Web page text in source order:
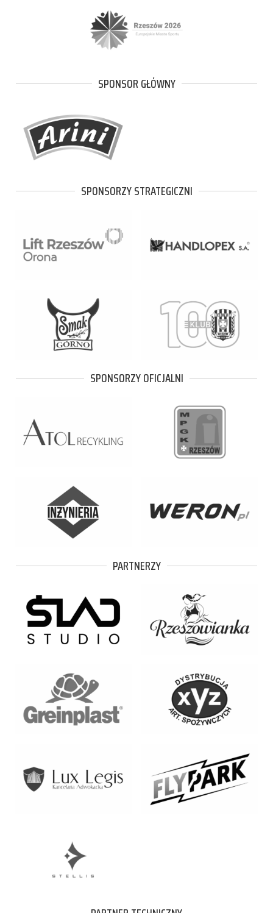
SPONSOR GŁÓWNY
SPONSORZY STRATEGICZNI
SPONSORZY OFICJALNI
PARTNERZY